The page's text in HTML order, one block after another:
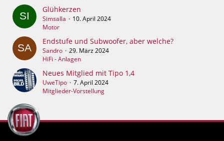
Glühkerzen
Simsalla
10. April 2024
Motor
Endstufe und Subwoofer, aber welche?
Sandro
29. März 2024
HiFi - Anlagen
Neues Mitglied mit Tipo 1,4
UweTipo
7. April 2024
Mitglieder-Vorstellung